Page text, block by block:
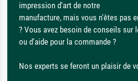
impression d'art de notre
manufacture, mais vous n'êtes pas
? Vous avez besoin de conseils sur
ou d'aide pour la commande ?
Nos experts se feront un plaisir de